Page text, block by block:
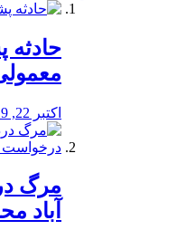
️حادثه
اکتبر 22, 2019
مرگ
آباد